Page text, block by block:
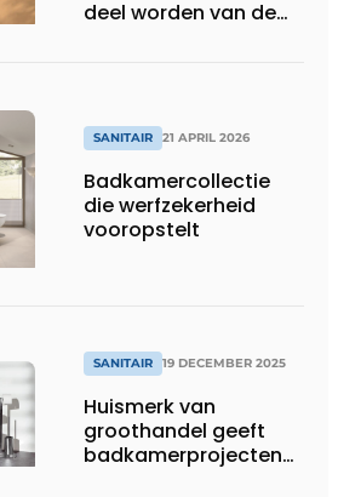
deel worden van de
SANITAIR 21 APRIL 2026
Badkamercollectie
die werfzekerheid
vooropstelt
SANITAIR 19 DECEMBER 2025
Huismerk van
groothandel geeft
badkamerprojecten